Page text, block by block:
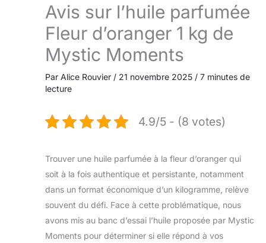
Avis sur l’huile parfumée
Fleur d’oranger 1 kg de
Mystic Moments
Par Alice Rouvier / 21 novembre 2025 / 7 minutes de
lecture
4.9/5 - (8 votes)
Trouver une huile parfumée à la fleur d’oranger qui
soit à la fois authentique et persistante, notamment
dans un format économique d’un kilogramme, relève
souvent du défi. Face à cette problématique, nous
avons mis au banc d’essai l’huile proposée par Mystic
Moments pour déterminer si elle répond à vos